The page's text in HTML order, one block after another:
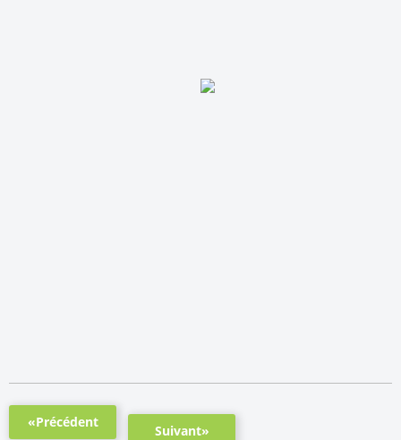
«Précédent
Suivant»